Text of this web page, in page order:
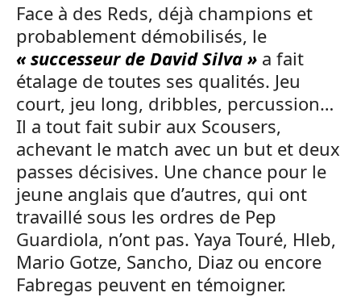
Face à des Reds, déjà champions et
probablement démobilisés, le
« successeur de David Silva » a fait
étalage de toutes ses qualités. Jeu
court, jeu long, dribbles, percussion…
Il a tout fait subir aux Scousers,
achevant le match avec un but et deux
passes décisives. Une chance pour le
jeune anglais que d’autres, qui ont
travaillé sous les ordres de Pep
Guardiola, n’ont pas. Yaya Touré, Hleb,
Mario Gotze, Sancho, Diaz ou encore
Fabregas peuvent en témoigner.